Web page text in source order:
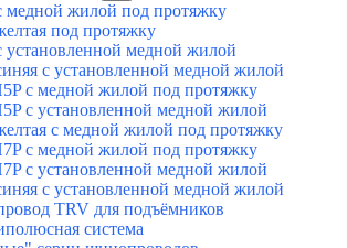
медной жилой под протяжку
под протяжку
установленной медной жилой
с установленной медной жилой
с медной жилой под протяжку
с установленной медной жилой
с медной жилой под протяжку
с медной жилой под протяжку
с установленной медной жилой
с установленной медной жилой
TRV для подъёмников
система